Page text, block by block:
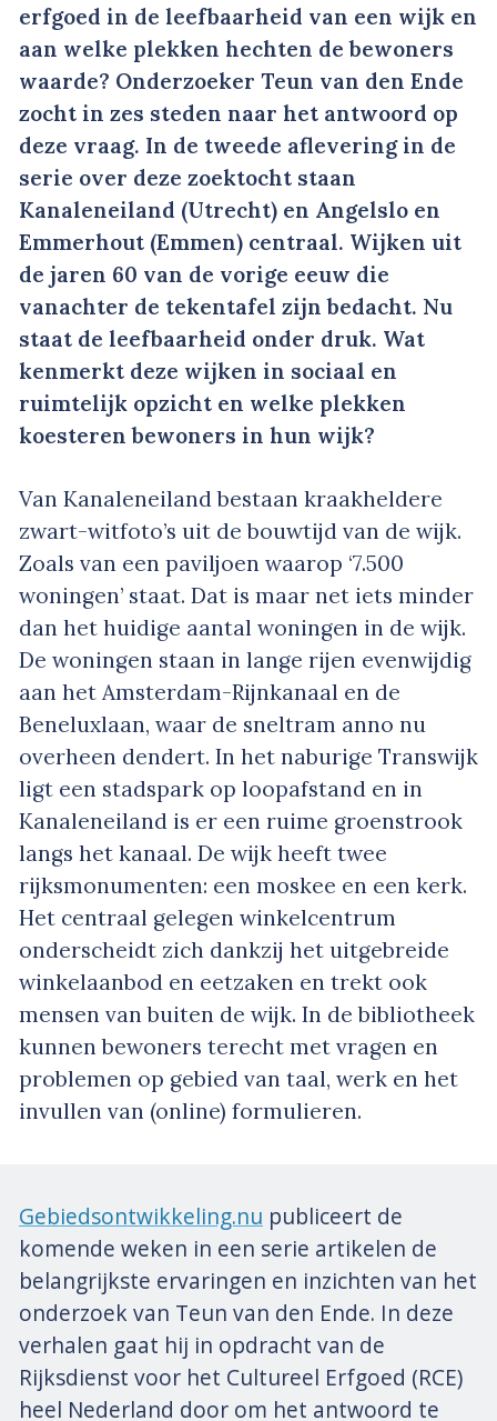
erfgoed in de leefbaarheid van een wijk en
aan welke plekken hechten de bewoners
waarde? Onderzoeker Teun van den Ende
zocht in zes steden naar het antwoord op
deze vraag. In de tweede aflevering in de
serie over deze zoektocht staan
Kanaleneiland (Utrecht) en Angelslo en
Emmerhout (Emmen) centraal. Wijken uit
de jaren 60 van de vorige eeuw die
vanachter de tekentafel zijn bedacht. Nu
staat de leefbaarheid onder druk. Wat
kenmerkt deze wijken in sociaal en
ruimtelijk opzicht en welke plekken
koesteren bewoners in hun wijk?
Van Kanaleneiland bestaan kraakheldere
zwart-witfoto’s uit de bouwtijd van de wijk.
Zoals van een paviljoen waarop ‘7.500
woningen’ staat. Dat is maar net iets minder
dan het huidige aantal woningen in de wijk.
De woningen staan in lange rijen evenwijdig
aan het Amsterdam-Rijnkanaal en de
Beneluxlaan, waar de sneltram anno nu
overheen dendert. In het naburige Transwijk
ligt een stadspark op loopafstand en in
Kanaleneiland is er een ruime groenstrook
langs het kanaal. De wijk heeft twee
rijksmonumenten: een moskee en een kerk.
Het centraal gelegen winkelcentrum
onderscheidt zich dankzij het uitgebreide
winkelaanbod en eetzaken en trekt ook
mensen van buiten de wijk. In de bibliotheek
kunnen bewoners terecht met vragen en
problemen op gebied van taal, werk en het
invullen van (online) formulieren.
Gebiedsontwikkeling.nu publiceert de
komende weken in een serie artikelen de
belangrijkste ervaringen en inzichten van het
onderzoek van Teun van den Ende. In deze
verhalen gaat hij in opdracht van de
Rijksdienst voor het Cultureel Erfgoed (RCE)
heel Nederland door om het antwoord te